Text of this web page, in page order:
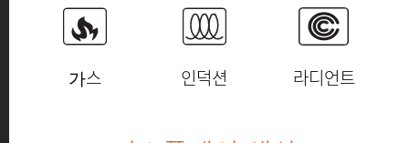
가스 인덕션 라디언트